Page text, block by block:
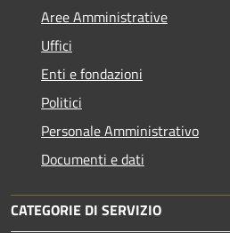
Aree Amministrative
Uffici
Enti e fondazioni
Politici
Personale Amministrativo
Documenti e dati
CATEGORIE DI SERVIZIO